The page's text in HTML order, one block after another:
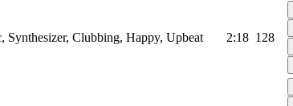
Synthesizer, Clubbing, Happy, Upbeat 2:18 128